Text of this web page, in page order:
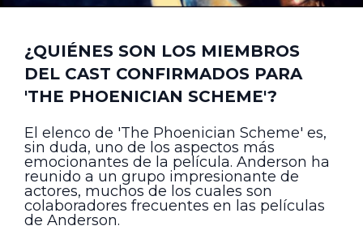
¿QUIÉNES SON LOS MIEMBROS
DEL CAST CONFIRMADOS PARA
'THE PHOENICIAN SCHEME'?
El elenco de 'The Phoenician Scheme' es,
sin duda, uno de los aspectos más
emocionantes de la película. Anderson ha
reunido a un grupo impresionante de
actores, muchos de los cuales son
colaboradores frecuentes en las películas
de Anderson.